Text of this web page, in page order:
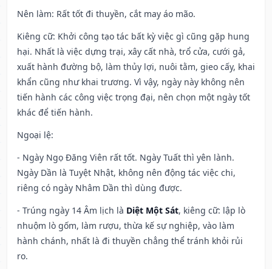
Nên làm: Rất tốt đi thuyền, cắt may áo mão.
Kiêng cữ: Khởi công tạo tác bất kỳ việc gì cũng gặp hung
hại. Nhất là việc dựng trại, xây cất nhà, trổ cửa, cưới gả,
xuất hành đường bộ, làm thủy lợi, nuôi tằm, gieo cấy, khai
khẩn cũng như khai trương. Vì vậy, ngày này không nên
tiến hành các công việc trọng đại, nên chọn một ngày tốt
khác để tiến hành.
Ngoại lệ:
- Ngày Ngọ Đăng Viên rất tốt. Ngày Tuất thì yên lành.
Ngày Dần là Tuyệt Nhật, không nên động tác việc chi,
riêng có ngày Nhâm Dần thì dùng được.
- Trúng ngày 14 Âm lịch là Diệt Một Sát, kiêng cữ: lập lò
nhuộm lò gốm, làm rượu, thừa kế sự nghiệp, vào làm
hành chánh, nhất là đi thuyền chẳng thể tránh khỏi rủi
ro.